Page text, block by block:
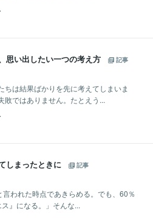
思い出したい一つの考え方
記事
ちは結果ばかりを先に考えてしまいま
敗ではありません。たとえう...
しまったときに
記事
言われた時点であきらめる。でも、60％
』になる。」そんな...